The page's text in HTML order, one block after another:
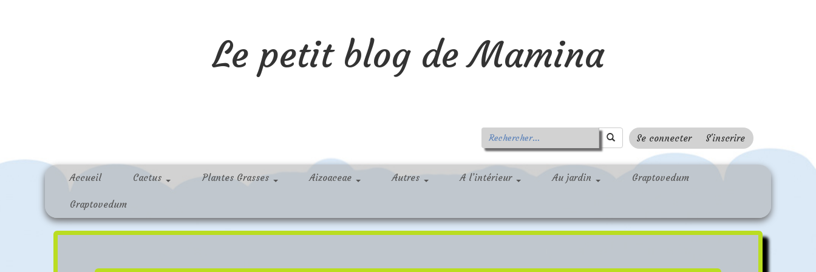
Le petit blog de Mamina
Se connecter S'inscrire
Accueil Cactus Plantes Grasses Aizoaceae Autres A l’intérieur Au jardin Graptovedum
Graptovedum